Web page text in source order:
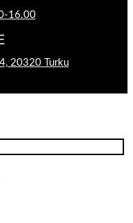
16.00
20320 Turku